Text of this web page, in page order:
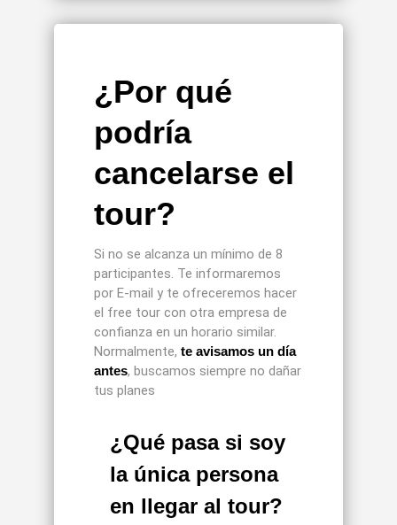
¿Por qué
podría
cancelarse el
tour?
Si no se alcanza un mínimo de 8
participantes. Te informaremos
por E-mail y te ofreceremos hacer
el free tour con otra empresa de
confianza en un horario similar.
Normalmente,te avisamos un día
antes, buscamos siempre no dañar
tus planes
¿Qué pasa si soy
la única persona
en llegar al tour?